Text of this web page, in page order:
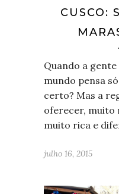
CUSCO:
Quando a
mundo pensa
certo? Mas a
oferecer, muito
muito rica e
julho 16, 2015